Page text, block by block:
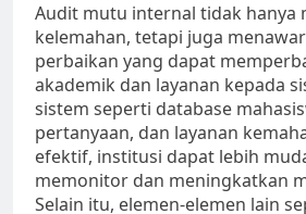
Audit mutu internal tidak hanya
kelemahan, tetapi juga
perbaikan yang dapat
akademik dan layanan kepada
sistem seperti database
pertanyaan, dan layanan
efektif, institusi dapat lebih
memonitor dan meningkatkan
Selain itu, elemen-elemen lain